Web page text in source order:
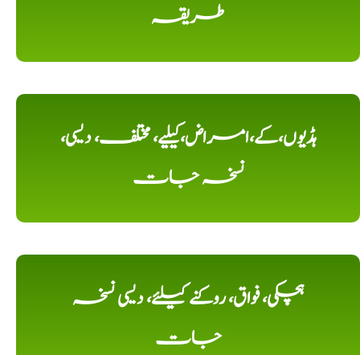
طریقہ
ہڈیوں،کے،امراض،کیلیے، مختلف، دیسی،
نسخہ جات
ہچکی، فواق، روکنے کیلئے، دیسی نسخہ
جات